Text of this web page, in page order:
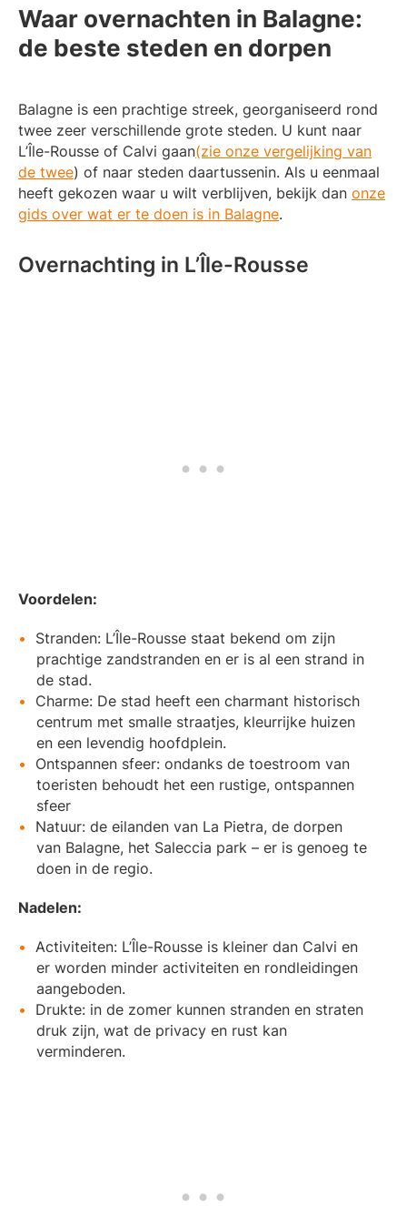
Waar overnachten in Balagne:
de beste steden en dorpen
Balagne is een prachtige streek, georganiseerd rond
twee zeer verschillende grote steden. U kunt naar
L’Île-Rousse of Calvi gaan(zie onze vergelijking van
de twee) of naar steden daartussenin. Als u eenmaal
heeft gekozen waar u wilt verblijven, bekijk dan onze
gids over wat er te doen is in Balagne.
Overnachting in L’Île-Rousse
Voordelen:
Stranden: L’Île-Rousse staat bekend om zijn
prachtige zandstranden en er is al een strand in
de stad.
Charme: De stad heeft een charmant historisch
centrum met smalle straatjes, kleurrijke huizen
en een levendig hoofdplein.
Ontspannen sfeer: ondanks de toestroom van
toeristen behoudt het een rustige, ontspannen
sfeer
Natuur: de eilanden van La Pietra, de dorpen
van Balagne, het Saleccia park – er is genoeg te
doen in de regio.
Nadelen:
Activiteiten: L’Île-Rousse is kleiner dan Calvi en
er worden minder activiteiten en rondleidingen
aangeboden.
Drukte: in de zomer kunnen stranden en straten
druk zijn, wat de privacy en rust kan
verminderen.